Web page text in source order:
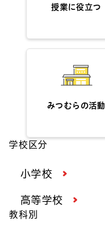
授業に役立つ
みつむらの活動
学校区分
小学校
高等学校
教科別